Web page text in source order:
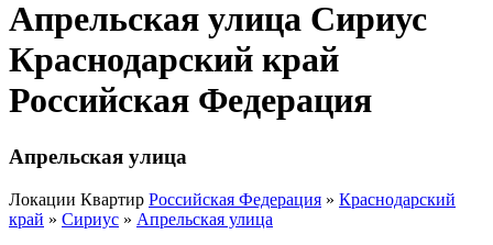
Апрельская улица Сириус
Краснодарский край
Российская Федерация
Апрельская улица
Локации Квартир Российская Федерация » Краснодарский
край » Сириус » Апрельская улица